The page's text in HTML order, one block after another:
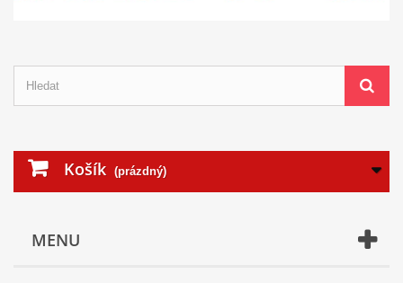
Košík (prázdný)
MENU